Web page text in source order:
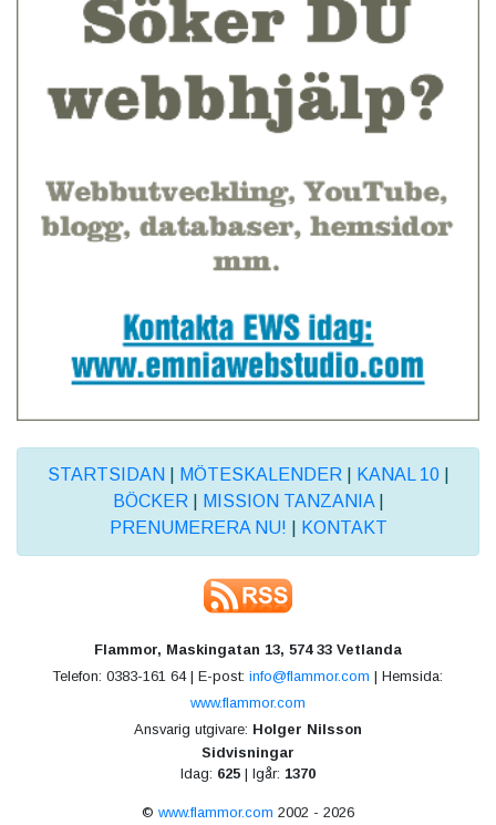
STARTSIDAN MÖTESKALENDER KANAL 10|
BÖCKER
MISSION TANZANIA|
PRENUMERERA NU!
KONTAKT
Flammor, Maskingatan 13, 574 33 Vetlanda
Telefon: 0383-161 64 | E-post: info@flammor.com | Hemsida:
www.flammor.com
Ansvarig utgivare: Holger Nilsson
Sidvisningar
Idag: 625 | Igår: 1370
© www.flammor.com 2002 - 2026